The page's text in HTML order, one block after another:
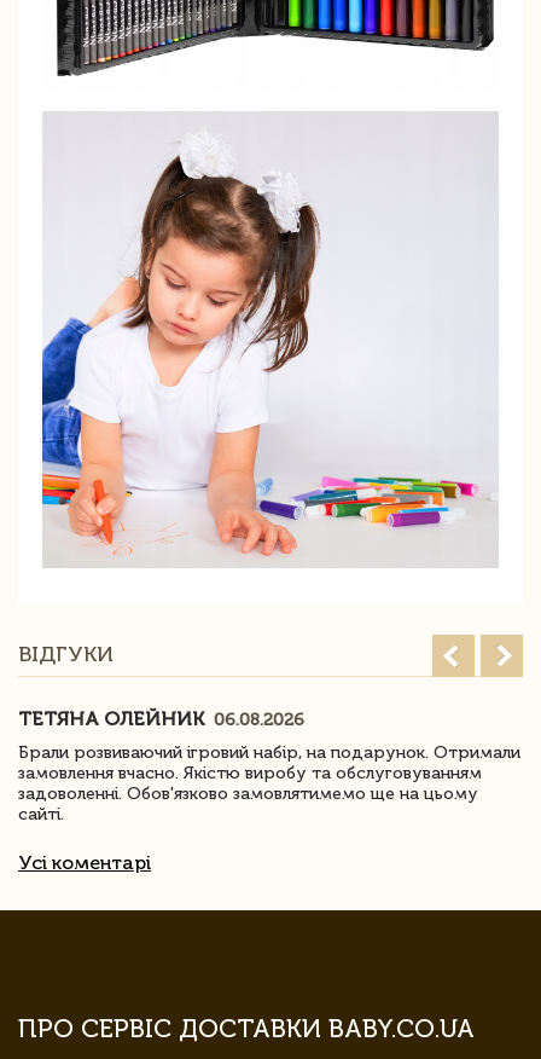
ВІДГУКИ
ТЕТЯНА ОЛЕЙНИК 06.08.2026
Брали розвиваючий ігровий набір, на подарунок. Отримали
замовлення вчасно. Якістю виробу та обслуговуванням
задоволенні. Обов'язково замовлятимемо ще на цьому
сайті.
Усі коментарі
ПРО СЕРВІС ДОСТАВКИ BABY.CO.UA